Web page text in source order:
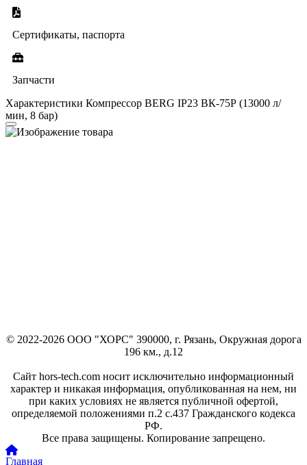
Сертификаты, паспорта
Запчасти
Характеристики Компрессор BERG IP23 ВК-75Р (13000 л/
мин, 8 бар)
© 2022-2026 ООО "ХОРС" 390000, г. Рязань, Окружная дорога
196 км., д.12
Сайт hors-tech.com носит исключительно информационный
характер и никакая информация, опубликованная на нем, ни
при каких условиях не является публичной офертой,
определяемой положениями п.2 с.437 Гражданского кодекса
РФ.
Все права защищены. Копирование запрещено.
Главная